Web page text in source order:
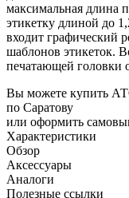
максимальная длина
этикетку длиной до
входит графический
шаблонов этикеток.
печатающей головки
Вы можете купить
по Саратову
или оформить
Характеристики
Обзор
Аксессуары
Аналоги
Полезные ссылки